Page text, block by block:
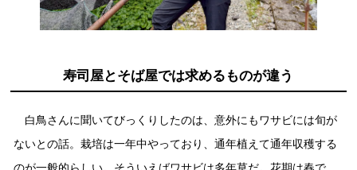
寿司屋とそば屋では求めるものが違う
白鳥さんに聞いてびっくりしたのは、意外にもワサビには旬が
ないとの話。栽培は一年中やっており、通年植えて通年収穫する